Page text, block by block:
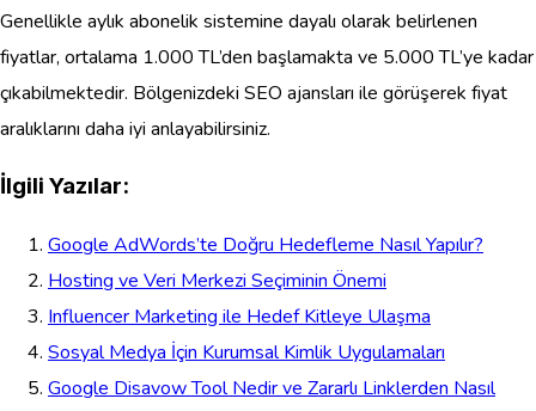
Genellikle aylık abonelik sistemine dayalı olarak belirlenen
fiyatlar, ortalama 1.000 TL’den başlamakta ve 5.000 TL’ye kadar
çıkabilmektedir. Bölgenizdeki SEO ajansları ile görüşerek fiyat
aralıklarını daha iyi anlayabilirsiniz.
İlgili Yazılar:
Google AdWords’te Doğru Hedefleme Nasıl Yapılır?
Hosting ve Veri Merkezi Seçiminin Önemi
Influencer Marketing ile Hedef Kitleye Ulaşma
Sosyal Medya İçin Kurumsal Kimlik Uygulamaları
Google Disavow Tool Nedir ve Zararlı Linklerden Nasıl